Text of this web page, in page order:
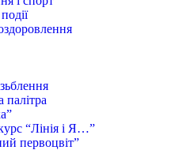
“Лінія і Я…”
первоцвіт”